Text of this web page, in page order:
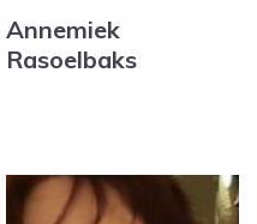
Annemiek
Rasoelbaks